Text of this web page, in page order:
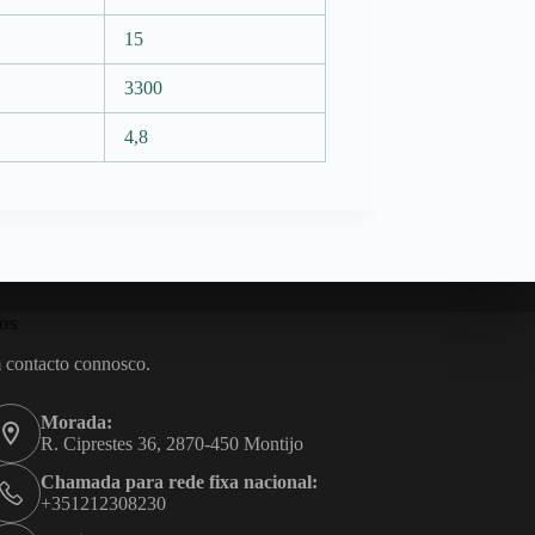
15
3300
4,8
contacto connosco.
Morada:
R. Ciprestes 36, 2870-450 Montijo
Chamada para rede fixa nacional:
+351212308230